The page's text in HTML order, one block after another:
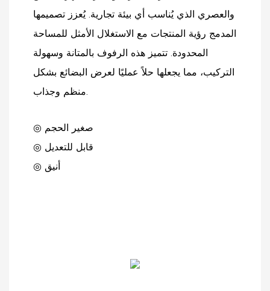
والعصري الذي يُناسب أي بيئة تجارية. يُعزز تصميمها
المدمج رؤية المنتجات مع الاستغلال الأمثل للمساحة
المحدودة. تتميز هذه الرفوف بالمتانة وسهولة
التركيب، مما يجعلها حلاً عمليًا لعرض البضائع بشكل
منظم وجذاب.
◎ صغير الحجم
◎ قابل للتعديل
◎ أنيق